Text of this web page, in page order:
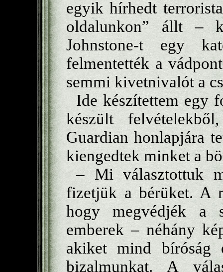
egyik hírhedt
oldalunkon” állt –
Johnstone-t egy
felmentették a
semmi kivetnivalót a
Ide készítettem egy
készült
Guardian honlapjára
kiengedtek minket a
– Mi választottuk
fizetjük a bérüket. A
hogy megvédjék a
emberek – néhány
akiket mind bíróság
bizalmunkat. A